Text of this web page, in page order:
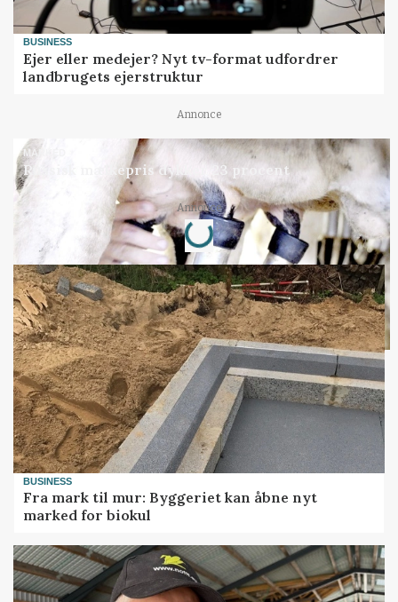
BUSINESS
Ejer eller medejer? Nyt tv-format udfordrer
landbrugets ejerstruktur
Annonce
MARKED
Russisk mælkepris dykker 23 procent
Annonce
Loading...
BUSINESS
Fra mark til mur: Byggeriet kan åbne nyt
marked for biokul